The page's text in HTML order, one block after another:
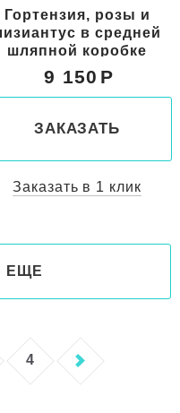
Гортензия, розы и
в средней
шляпной коробке
9 150
ЗАКАЗАТЬ
Заказать в 1 клик
ЕЩЕ
4